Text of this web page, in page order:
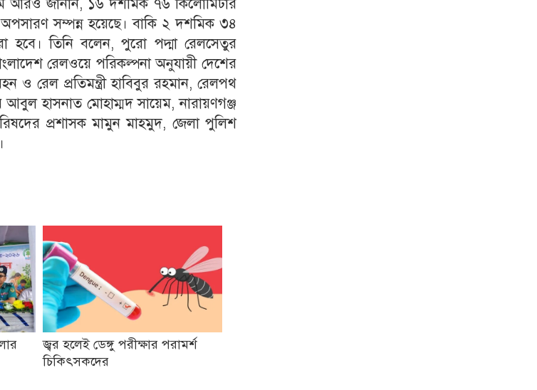
আরও জানান, ১৬ দশমিক ৭৬ কিলোমিটার
সম্পন্ন হয়েছে। বাকি ২ দশমিক ৩৪
হবে। তিনি বলেন, পুরো পদ্মা রেলসেতুর
রেলওয়ে পরিকল্পনা অনুযায়ী দেশের
ও রেল প্রতিমন্ত্রী হাবিবুর রহমান, রেলপথ
আবুল হাসনাত মোহাম্মদ সায়েম, নারায়ণগঞ্জ
প্রশাসক মামুন মাহমুদ, জেলা পুলিশ
জ্বর হলেই ডেঙ্গু পরীক্ষার পরামর্শ
চিকিৎসকদের